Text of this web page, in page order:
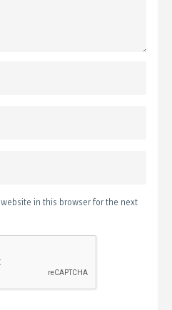
in this browser for the next